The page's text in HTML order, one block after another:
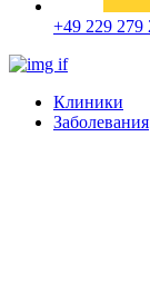
+49 229 279
Клиники
Заболевания